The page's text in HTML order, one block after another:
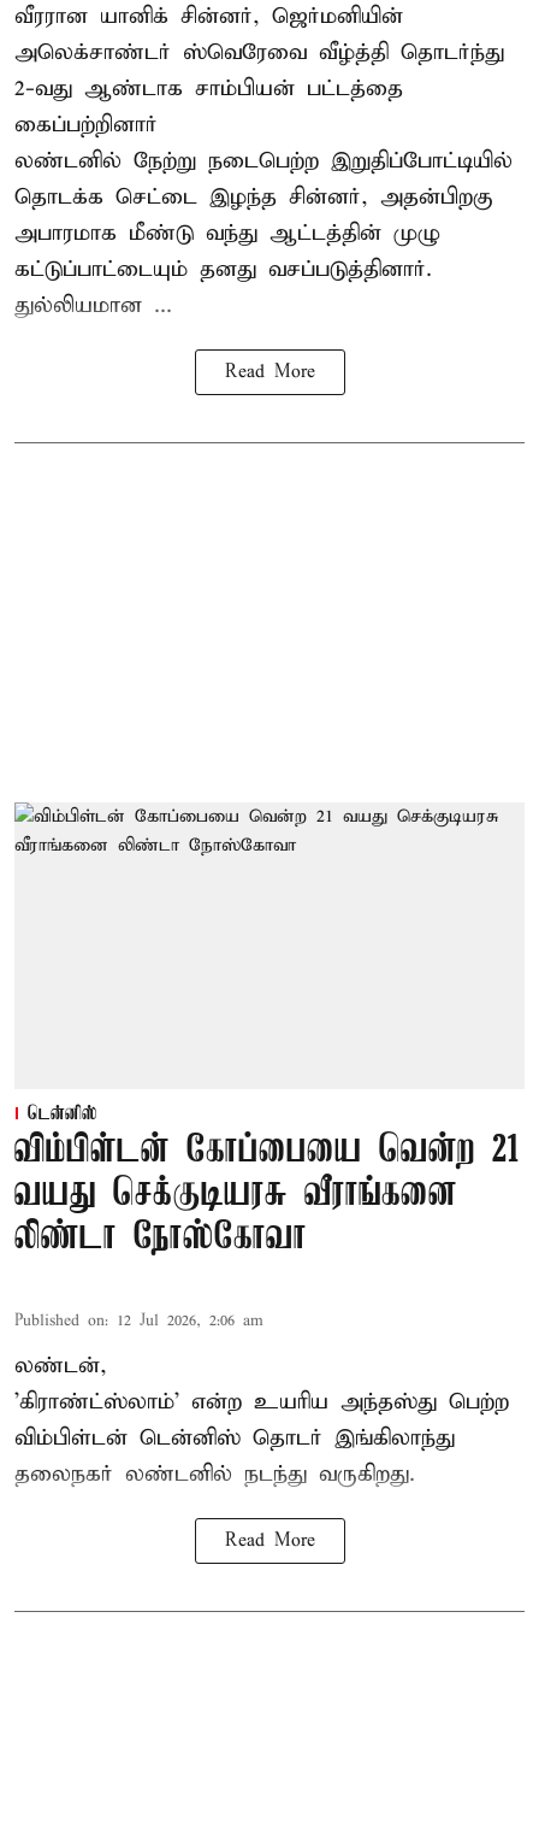
வீரரான யானிக் சின்னர், ஜெர்மனியின்
அலெக்சாண்டர் ஸ்வெரேவை வீழ்த்தி தொடர்ந்து
2-வது ஆண்டாக சாம்பியன் பட்டத்தை
கைப்பற்றினார்
லண்டனில் நேற்று நடைபெற்ற இறுதிப்போட்டியில்
தொடக்க செட்டை இழந்த சின்னர், அதன்பிறகு
அபாரமாக மீண்டு வந்து ஆட்டத்தின் முழு
கட்டுப்பாட்டையும் தனது வசப்படுத்தினார்.
துல்லியமான ...
Read More
டென்னிஸ்
விம்பிள்டன் கோப்பையை வென்ற 21
வயது செக்குடியரசு வீராங்கனை
லிண்டா நோஸ்கோவா
Published on: 12 Jul 2026, 2:06 am
லண்டன்,
'கிராண்ட்ஸ்லாம்' என்ற உயரிய அந்தஸ்து பெற்ற
விம்பிள்டன் டென்னிஸ் தொடர் இங்கிலாந்து
தலைநகர் லண்டனில் நடந்து வருகிறது.
Read More